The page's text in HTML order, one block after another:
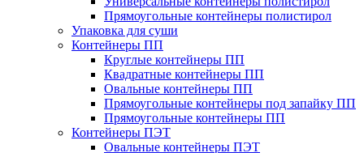
Прямоугольные контейнеры полистирол
Упаковка для суши
Контейнеры ПП
Круглые контейнеры ПП
Квадратные контейнеры ПП
Овальные контейнеры ПП
Прямоугольные контейнеры под запайку ПП
Прямоугольные контейнеры ПП
Контейнеры ПЭТ
Овальные контейнеры ПЭТ